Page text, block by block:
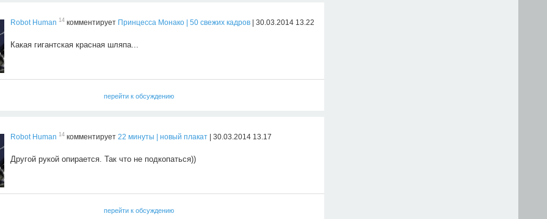
Robot Human 14 комментирует Принцесса Монако | 50 свежих кадров | 30.03.2014 13.22
Какая гигантская красная шляпа...
перейти к обсуждению
Robot Human 14 комментирует 22 минуты | новый плакат | 30.03.2014 13.17
Другой рукой опирается. Так что не подкопаться))
перейти к обсуждению